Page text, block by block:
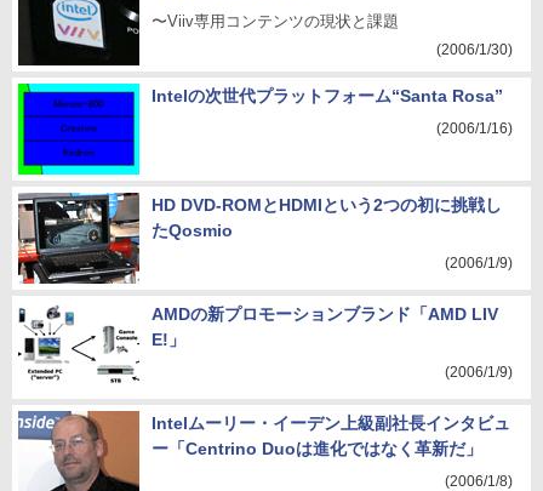
〜Viiv専用コンテンツの現状と課題
(2006/1/30)
Intelの次世代プラットフォーム“Santa Rosa”
(2006/1/16)
HD DVD-ROMとHDMIという2つの初に挑戦し
たQosmio
(2006/1/9)
AMDの新プロモーションブランド「AMD LIV
E!」
(2006/1/9)
Intelムーリー・イーデン上級副社長インタビュ
ー「Centrino Duoは進化ではなく革新だ」
(2006/1/8)